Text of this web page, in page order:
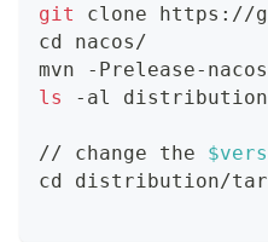
git
clone https://
cd nacos/
mvn -Prelease-
ls
-al
// change the
cd distribution/